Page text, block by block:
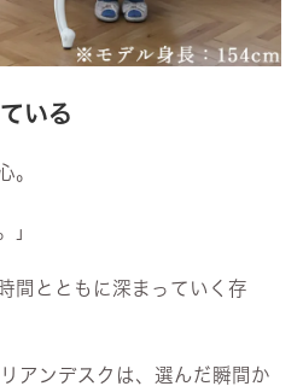
いる
。
」
間とともに深まっていく存
アンデスクは、選んだ瞬間か